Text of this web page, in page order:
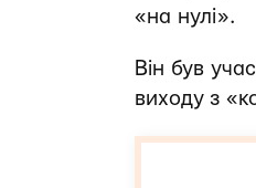
«на нулі».
Він був
виходу з